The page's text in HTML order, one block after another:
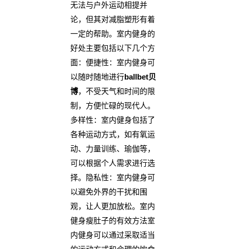
无法与户外运动相提并
论，但其对减脂塑形有着
一定的帮助。室内健身的
好处主要包括以下几个方
面：便捷性：室内健身可
以随时随地进行ballbet贝
博，不受天气和时间的限
制，方便忙碌的现代人。
多样性：室内健身包括了
各种运动方式，如有氧运
动、力量训练、瑜伽等，
可以根据个人需求进行选
择。隐私性：室内健身可
以避免外界的干扰和围
观，让人更加放松。室内
健身瘦肚子的有效方法室
内健身可以通过采取适当